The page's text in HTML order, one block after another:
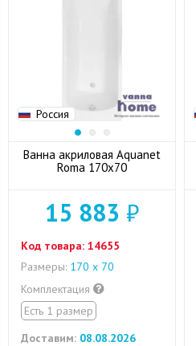
Россия
Ванна акриловая Aquanet
Roma 170x70
15 883 ₽
Код товара: 14655
Размеры: 170 х 70
Комплектация
Есть 1 размер
Доставим: 08.08.2026